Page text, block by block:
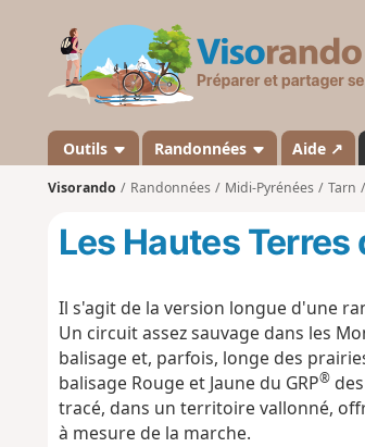
Outils Randonnées Aide ↗
Visorando Randonnées Midi-Pyrénées Tarn
Les Hautes
Il s'agit de la version longue d'une
Un circuit assez sauvage dans les
balisage et, parfois, longe des
balisage Rouge et Jaune du GRP®des
tracé, dans un territoire vallonné,
à mesure de la marche.